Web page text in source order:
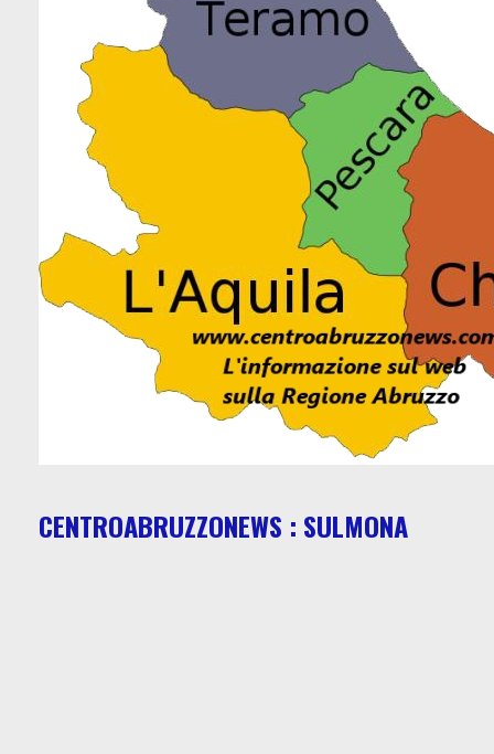
CENTROABRUZZONEWS : SULMONA